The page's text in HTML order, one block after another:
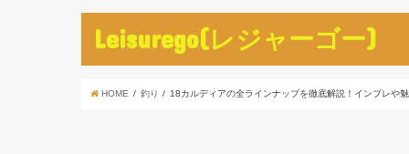
Leisurego(レジャーゴー)
HOME 釣り 18カルディアの全ラインナップを徹底解説！インプレや魅